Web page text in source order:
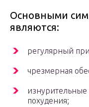
Основными
являются:
регулярный
чрезмерная
похудения;